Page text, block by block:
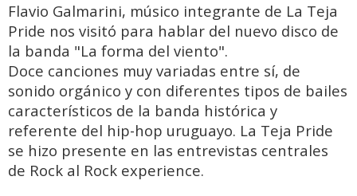
Flavio Galmarini, músico integrante de La Teja
Pride nos visitó para hablar del nuevo disco de
la banda "La forma del viento".
Doce canciones muy variadas entre sí, de
sonido orgánico y con diferentes tipos de bailes
característicos de la banda histórica y
referente del hip-hop uruguayo. La Teja Pride
se hizo presente en las entrevistas centrales
de Rock al Rock experience.